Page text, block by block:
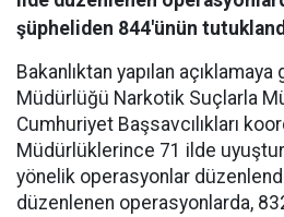
şüpheliden 844'ünün
Bakanlıktan yapılan açıklamaya
Müdürlüğü Narkotik Suçlarla
Cumhuriyet Başsavcılıkları
Müdürlüklerince 71 ilde
yönelik operasyonlar
düzenlenen operasyonlarda,